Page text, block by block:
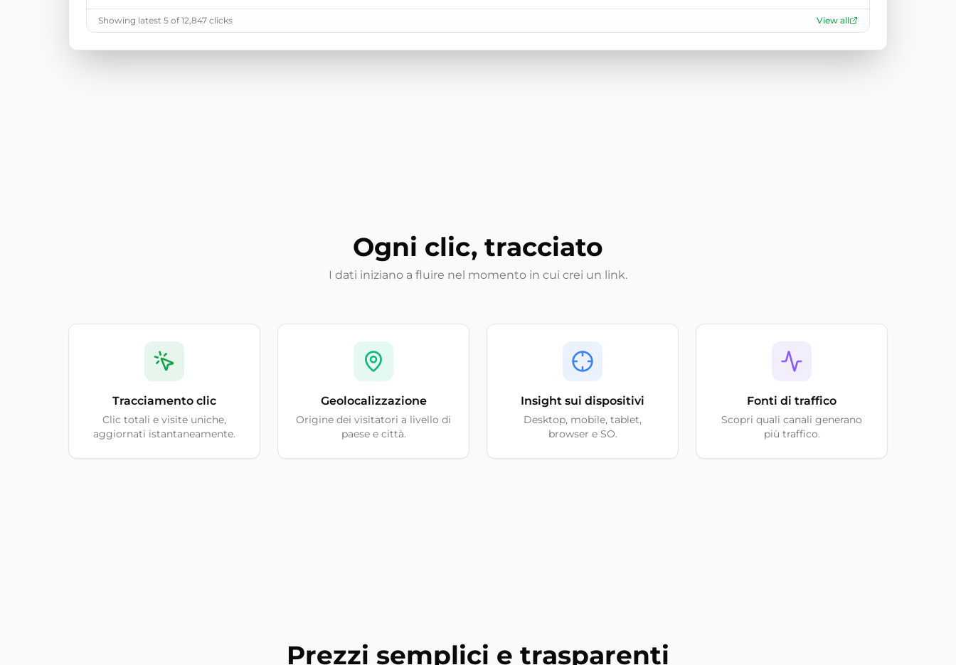
Showing latest 5 of 12,847 clicks View all
Ogni clic, tracciato
I dati iniziano a fluire nel momento in cui crei un link.
Tracciamento clic
Clic totali e visite uniche,
aggiornati istantaneamente.
Geolocalizzazione
Origine dei visitatori a livello di
paese e città.
Insight sui dispositivi
Desktop, mobile, tablet,
browser e SO.
Fonti di traffico
Scopri quali canali generano
più traffico.
Prezzi semplici e trasparenti